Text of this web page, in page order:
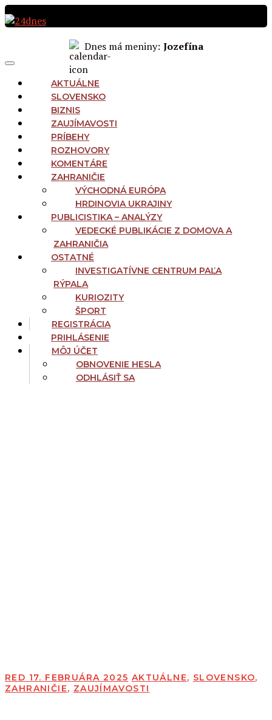
Preskočiť
na
Dnes má meniny: Jozefína
NAVIGATION
Menu
AKTUÁLNE
SLOVENSKO
BIZNIS
ZAUJÍMAVOSTI
PRÍBEHY
ROZHOVORY
KOMENTÁRE
ZAHRANIČIE
VÝCHODNÁ EURÓPA
HRDINOVIA UKRAJINY
PUBLICISTIKA – ANALÝZY
VEDECKÉ PUBLIKÁCIE Z DOMOVA A
ZAHRANIČIA
OSTATNÉ
INVESTIGATÍVNE CENTRUM PAĽA
RÝPALA
KURIOZITY
ŠPORT
REGISTRÁCIA
PRIHLÁSENIE
MÔJ ÚČET
OBNOVENIE HESLA
ODHLÁSIŤ SA
RED 17. FEBRUÁRA 2025 AKTUÁLNE, SLOVENSKO,
ZAHRANIČIE, ZAUJÍMAVOSTI